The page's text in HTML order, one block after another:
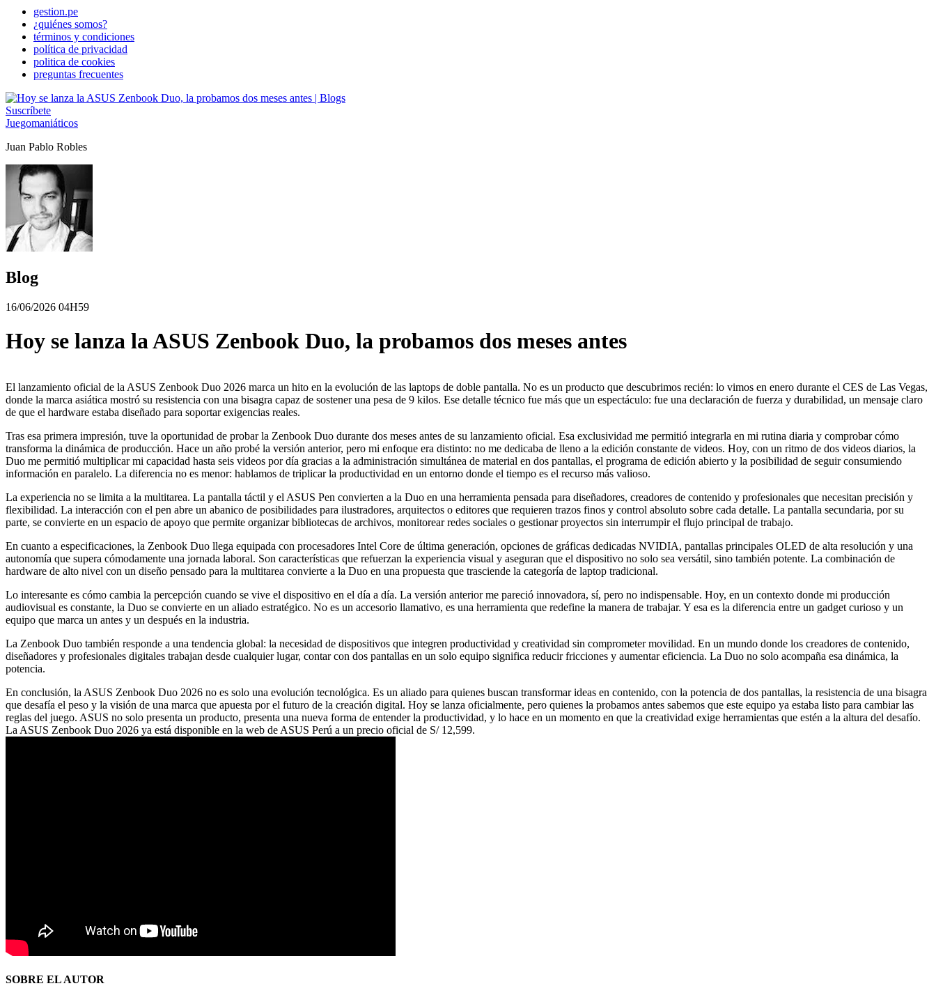
gestion.pe
¿quiénes somos?
términos y condiciones
política de privacidad
politica de cookies
preguntas frecuentes
Suscríbete
Juegomaniáticos
Juan Pablo Robles
Blog
16/06/2026 04H59
Hoy se lanza la ASUS Zenbook Duo, la probamos dos meses antes
El lanzamiento oficial de la ASUS Zenbook Duo 2026 marca un hito en la evolución de las laptops de doble pantalla. No es un producto que descubrimos recién: lo vimos en enero durante el CES de Las Vegas,
donde la marca asiática mostró su resistencia con una bisagra capaz de sostener una pesa de 9 kilos. Ese detalle técnico fue más que un espectáculo: fue una declaración de fuerza y durabilidad, un mensaje claro
de que el hardware estaba diseñado para soportar exigencias reales.
Tras esa primera impresión, tuve la oportunidad de probar la Zenbook Duo durante dos meses antes de su lanzamiento oficial. Esa exclusividad me permitió integrarla en mi rutina diaria y comprobar cómo
transforma la dinámica de producción. Hace un año probé la versión anterior, pero mi enfoque era distinto: no me dedicaba de lleno a la edición constante de videos. Hoy, con un ritmo de dos videos diarios, la
Duo me permitió multiplicar mi capacidad hasta seis videos por día gracias a la administración simultánea de material en dos pantallas, el programa de edición abierto y la posibilidad de seguir consumiendo
información en paralelo. La diferencia no es menor: hablamos de triplicar la productividad en un entorno donde el tiempo es el recurso más valioso.
La experiencia no se limita a la multitarea. La pantalla táctil y el ASUS Pen convierten a la Duo en una herramienta pensada para diseñadores, creadores de contenido y profesionales que necesitan precisión y
flexibilidad. La interacción con el pen abre un abanico de posibilidades para ilustradores, arquitectos o editores que requieren trazos finos y control absoluto sobre cada detalle. La pantalla secundaria, por su
parte, se convierte en un espacio de apoyo que permite organizar bibliotecas de archivos, monitorear redes sociales o gestionar proyectos sin interrumpir el flujo principal de trabajo.
En cuanto a especificaciones, la Zenbook Duo llega equipada con procesadores Intel Core de última generación, opciones de gráficas dedicadas NVIDIA, pantallas principales OLED de alta resolución y una
autonomía que supera cómodamente una jornada laboral. Son características que refuerzan la experiencia visual y aseguran que el dispositivo no solo sea versátil, sino también potente. La combinación de
hardware de alto nivel con un diseño pensado para la multitarea convierte a la Duo en una propuesta que trasciende la categoría de laptop tradicional.
Lo interesante es cómo cambia la percepción cuando se vive el dispositivo en el día a día. La versión anterior me pareció innovadora, sí, pero no indispensable. Hoy, en un contexto donde mi producción
audiovisual es constante, la Duo se convierte en un aliado estratégico. No es un accesorio llamativo, es una herramienta que redefine la manera de trabajar. Y esa es la diferencia entre un gadget curioso y un
equipo que marca un antes y un después en la industria.
La Zenbook Duo también responde a una tendencia global: la necesidad de dispositivos que integren productividad y creatividad sin comprometer movilidad. En un mundo donde los creadores de contenido,
diseñadores y profesionales digitales trabajan desde cualquier lugar, contar con dos pantallas en un solo equipo significa reducir fricciones y aumentar eficiencia. La Duo no solo acompaña esa dinámica, la
potencia.
En conclusión, la ASUS Zenbook Duo 2026 no es solo una evolución tecnológica. Es un aliado para quienes buscan transformar ideas en contenido, con la potencia de dos pantallas, la resistencia de una bisagra
que desafía el peso y la visión de una marca que apuesta por el futuro de la creación digital. Hoy se lanza oficialmente, pero quienes la probamos antes sabemos que este equipo ya estaba listo para cambiar las
reglas del juego. ASUS no solo presenta un producto, presenta una nueva forma de entender la productividad, y lo hace en un momento en que la creatividad exige herramientas que estén a la altura del desafío.
La ASUS Zenbook Duo 2026 ya está disponible en la web de ASUS Perú a un precio oficial de S/ 12,599.
SOBRE EL AUTOR